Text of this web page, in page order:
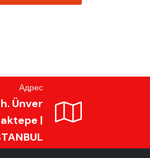
Адрес
Ünver
|